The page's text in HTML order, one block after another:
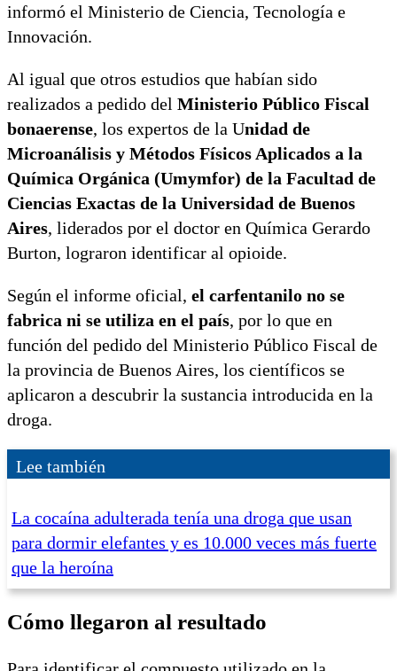
informó el Ministerio de Ciencia, Tecnología e
Innovación.
Al igual que otros estudios que habían sido
realizados a pedido del Ministerio Público Fiscal
bonaerense, los expertos de la Unidad de
Microanálisis y Métodos Físicos Aplicados a la
Química Orgánica (Umymfor) de la Facultad de
Ciencias Exactas de la Universidad de Buenos
Aires, liderados por el doctor en Química Gerardo
Burton, lograron identificar al opioide.
Según el informe oficial, el carfentanilo no se
fabrica ni se utiliza en el país, por lo que en
función del pedido del Ministerio Público Fiscal de
la provincia de Buenos Aires, los científicos se
aplicaron a descubrir la sustancia introducida en la
droga.
Lee también
La cocaína adulterada tenía una droga que usan
para dormir elefantes y es 10.000 veces más fuerte
que la heroína
Cómo llegaron al resultado